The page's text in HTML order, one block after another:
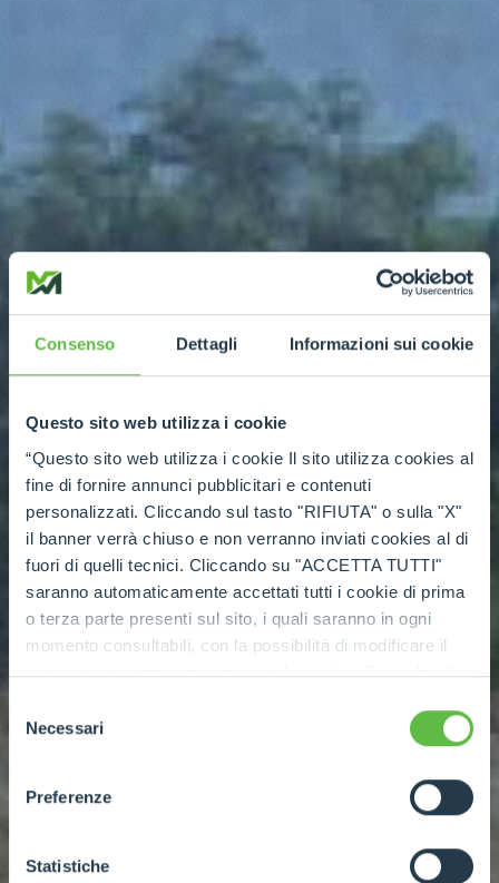
Consenso Dettagli Informazioni sui cookie
Questo sito web utilizza i cookie
“Questo sito web utilizza i cookie Il sito utilizza cookies al
fine di fornire annunci pubblicitari e contenuti
personalizzati. Cliccando sul tasto "RIFIUTA" o sulla "X"
il banner verrà chiuso e non verranno inviati cookies al di
fuori di quelli tecnici. Cliccando su "ACCETTA TUTTI"
saranno automaticamente accettati tutti i cookie di prima
o terza parte presenti sul sito, i quali saranno in ogni
momento consultabili, con la possibilità di modificare il
consenso prestato per ogni singolo cookie. Come fare?
ogni pagina, selezionare "Modifichi il suo consenso" e
dell'informativa completa nel footer presente in ogni
pagina. Per esercitare i diritti riconosciuti all'interessato ai
GDPR abbiamo predisposto una
apposita procedura.
delNecessari
Preferenze
Statistiche